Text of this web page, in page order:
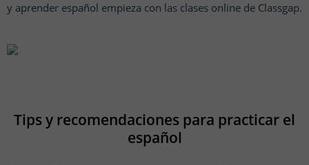
y aprender español empieza con las clases online de Classgap.
Tips y recomendaciones para practicar el
español